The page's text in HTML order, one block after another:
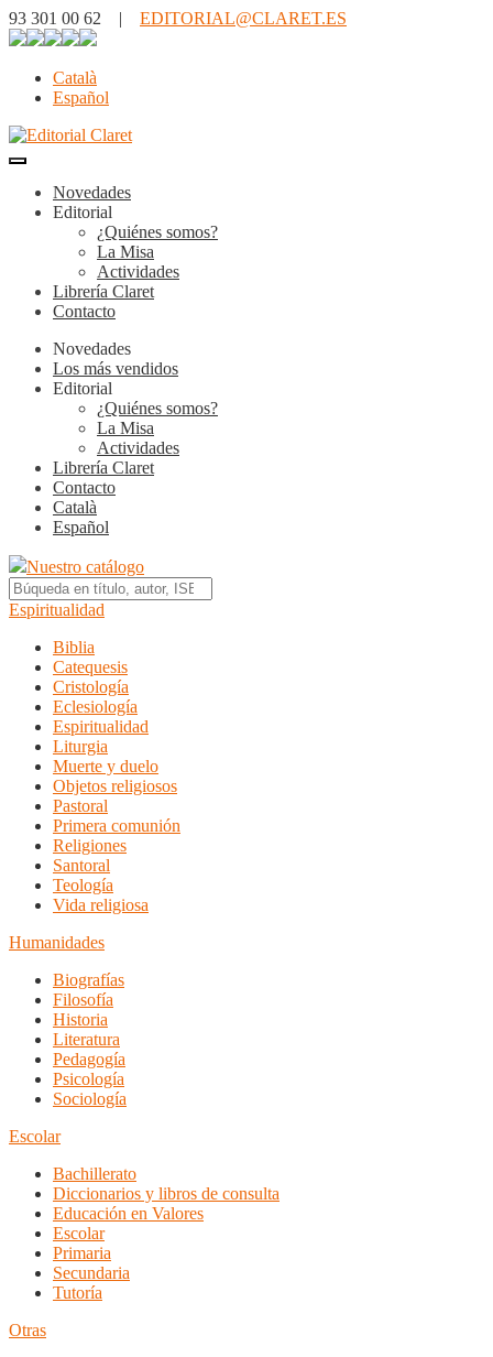
93 301 00 62 | EDITORIAL@CLARET.ES
Català
Español
Novedades
Editorial
¿Quiénes somos?
La Misa
Actividades
Librería Claret
Contacto
Novedades
Los más vendidos
Editorial
¿Quiénes somos?
La Misa
Actividades
Librería Claret
Contacto
Català
Español
Nuestro catálogo
Espiritualidad
Biblia
Catequesis
Cristología
Eclesiología
Espiritualidad
Liturgia
Muerte y duelo
Objetos religiosos
Pastoral
Primera comunión
Religiones
Santoral
Teología
Vida religiosa
Humanidades
Biografías
Filosofía
Historia
Literatura
Pedagogía
Psicología
Sociología
Escolar
Bachillerato
Diccionarios y libros de consulta
Educación en Valores
Escolar
Primaria
Secundaria
Tutoría
Otras